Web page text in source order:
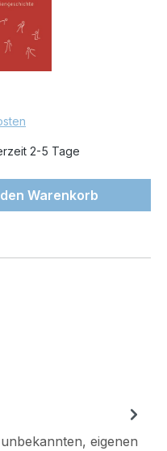
2-5 Tage
Warenkorb
eigenen